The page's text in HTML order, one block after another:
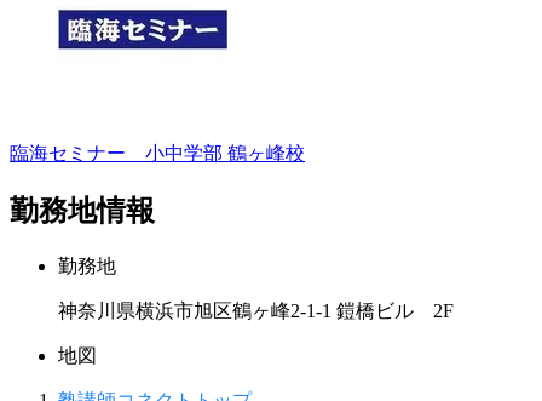
臨海セミナー 小中学部 鶴ヶ峰校
勤務地情報
勤務地
神奈川県横浜市旭区鶴ヶ峰2-1-1 鎧橋ビル 2F
地図